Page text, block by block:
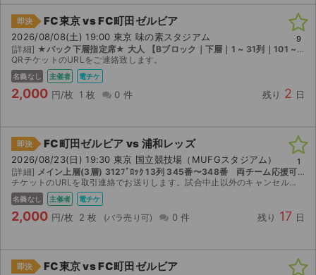
即決 FC東京 vs FC町田ゼルビア
2026/08/08(土) 19:00 東京 味の素スタジアム
[詳細] ★バック下層指定席★ 大人 【Bブロック｜下層｜1 ~ 31列｜101 ~ 120番】
QRチケットのURLをご連絡致します。
名義なし 主催者 電チケ
2,000 円/枚 1 枚 0 件 残り 2 日
9
即決 FC町田ゼルビア vs 浦和レッズ
2026/08/23(日) 19:30 東京 国立競技場（MUFGスタジアム）
[詳細] メイン上層(3層) 312ﾌﾞﾛｯｸ 13列 345番〜348番 両チーム応援可能のミックス席 【3階｜312ブロック｜1 ~ 22列｜321 ~ 350番】
チケットのURLを取引連絡でお送りします。試合中止以外のキャンセル返金不可
名義なし 主催者 電チケ
2,000 円/枚 2 枚 0 件 残り 17 日
1
即決 FC東京 vs FC町田ゼルビア